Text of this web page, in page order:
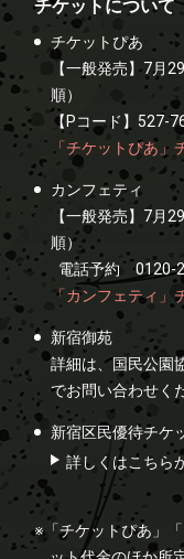
チケットについて
チケットぴあ
【一般発売】7月
順）
【Pコード】527-
「チケットぴあ」
カンフェティ
【一般発売】7月
順）
電話予約 0120-
「カンフェティ」
新宿御苑
詳細は、国民公園
でお問い合わせく
新宿区民優待チケ
詳しくはこちら
※「チケットぴあ」